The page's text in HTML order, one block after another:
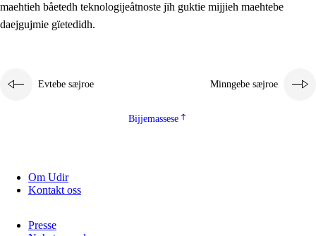
maehtieh båetedh teknologijeåtnoste jïh guktie mijjieh maehtebe
daejgujmie gïetedidh.
Evtebe sæjroe Minngebe sæjroe
Bijjemassese
Om Udir
Kontakt oss
Presse